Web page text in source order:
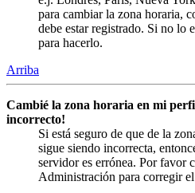
para cambiar la zona horaria,
debe estar registrado. Si no lo
para hacerlo.
Arriba
Cambié la zona horaria en mi
incorrecto!
Si está seguro de que de la
sigue siendo incorrecta,
servidor es errónea. Por favor
Administración para corregir